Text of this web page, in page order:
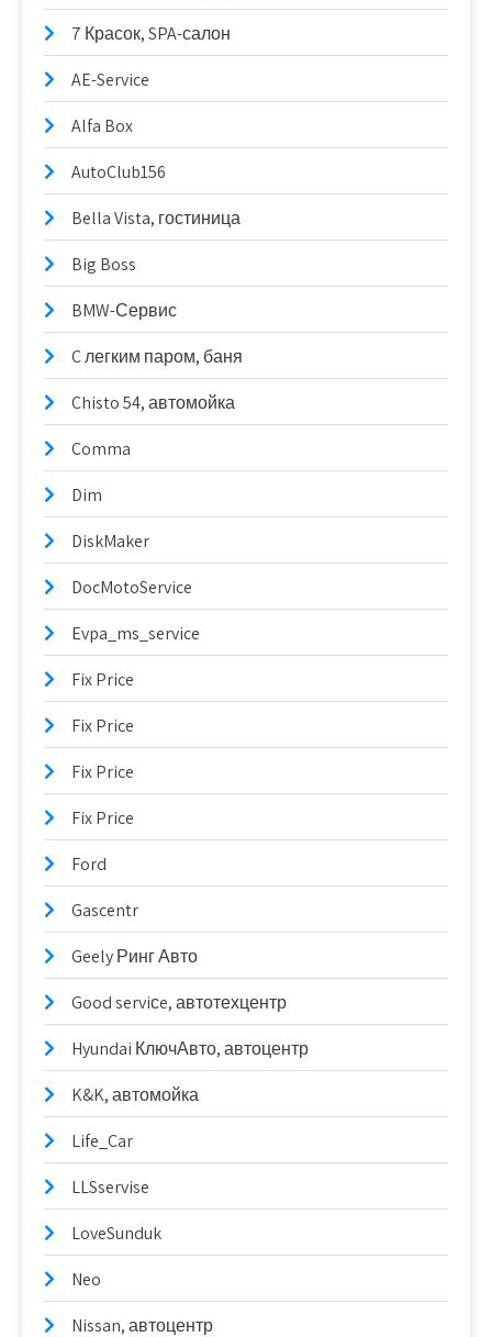
7 Красок, SPA-салон
AE-Service
Alfa Box
AutoClub156
Bella Vista, гостиница
Big Boss
BMW-Сервис
C легким паром, баня
Chisto 54, автомойка
Comma
Dim
DiskMaker
DocMotoService
Evpa_ms_service
Fix Price
Fix Price
Fix Price
Fix Price
Ford
Gascentr
Geely Ринг Авто
Good serviсe, автотехцентр
Hyundai КлючАвто, автоцентр
K&K, автомойка
Life_Car
LLSservise
LoveSunduk
Neo
Nissan, автоцентр